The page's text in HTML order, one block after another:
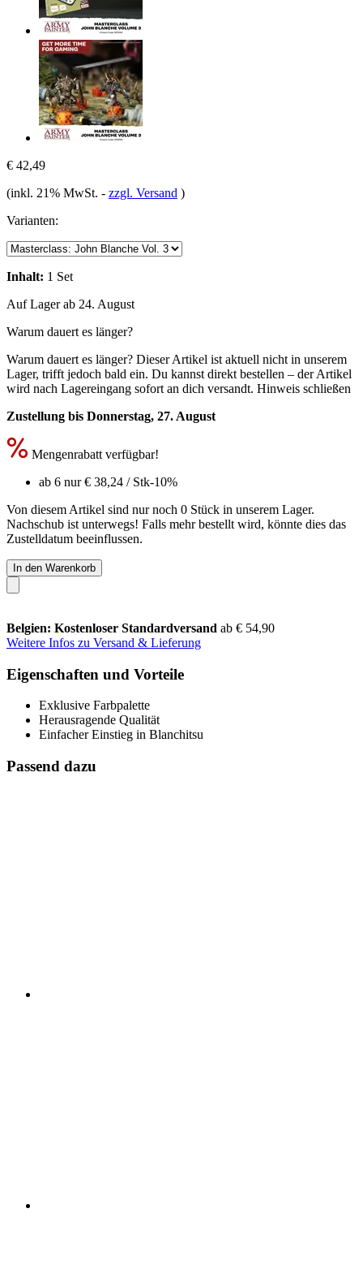
€ 42,49
(inkl. 21% MwSt. - zzgl. Versand )
Varianten:
Inhalt: 1 Set
Auf Lager ab 24. August
Warum dauert es länger?
Warum dauert es länger? Dieser Artikel ist aktuell nicht in unserem
Lager, trifft jedoch bald ein. Du kannst direkt bestellen – der Artikel
wird nach Lagereingang sofort an dich versandt. Hinweis schließen
Zustellung bis Donnerstag, 27. August
Mengenrabatt verfügbar!
ab 6 nur€ 38,24 / Stk-10%
Von diesem Artikel sind nur noch 0 Stück in unserem Lager.
Nachschub ist unterwegs! Falls mehr bestellt wird, könnte dies das
Zustelldatum beeinflussen.
In den Warenkorb
Belgien: Kostenloser Standardversand ab € 54,90
Weitere Infos zu Versand & Lieferung
Eigenschaften und Vorteile
Exklusive Farbpalette
Herausragende Qualität
Einfacher Einstieg in Blanchitsu
Passend dazu